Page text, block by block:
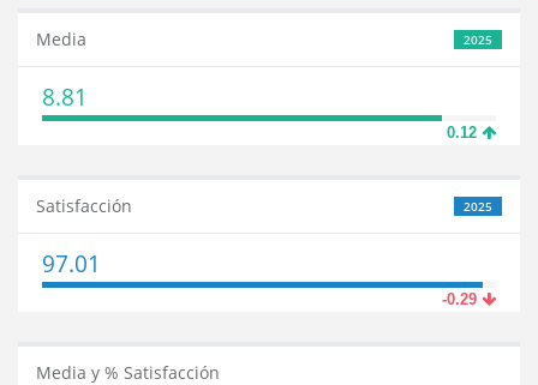
2025
Media
8.81
0.12
2025
Satisfacción
97.01
-0.29
Media y % Satisfacción